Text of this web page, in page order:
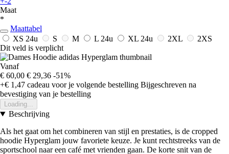
Maat
*
Maattabel
XS 24u S M L 24u XL 24u 2XL
2XS
Dit veld is verplicht
Vanaf
€ 60,00 € 29,36 -51%
+€ 1,47 cadeau voor je volgende bestelling Bijgeschreven na
bevestiging van je bestelling
Loading...
Beschrijving
Als het gaat om het combineren van stijl en prestaties, is de cropped
hoodie Hyperglam jouw favoriete keuze. Je kunt rechtstreeks van de
sportschool naar een café met vrienden gaan. De korte snit van de